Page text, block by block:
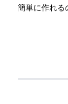
簡単に作れる